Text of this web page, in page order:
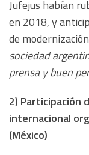
Jufejus habían
en 2018, y
de
sociedad
prensa y buen
2) Participación
internacional
(México)